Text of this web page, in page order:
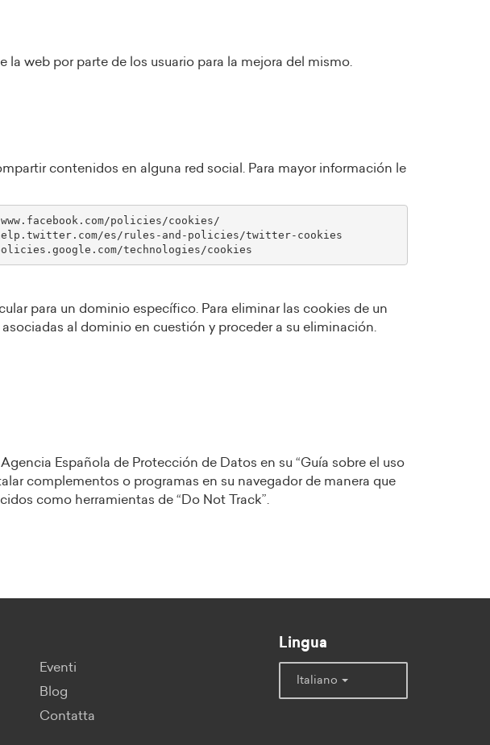
la web por parte de los usuario para la mejora del mismo.
contenidos en alguna red social. Para mayor información le
para un dominio específico. Para eliminar las cookies de un
al dominio en cuestión y proceder a su eliminación.
Española de Protección de Datos en su “Guía sobre el uso
complementos o programas en su navegador de manera que
como herramientas de “Do Not Track”.
Eventi
Blog
Contatta
Lingua
Italiano